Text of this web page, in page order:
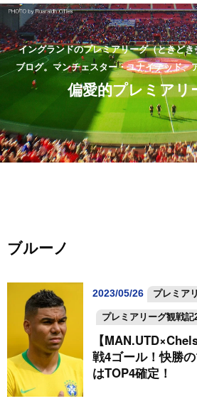
イングランドのプレミアリーグ（ときど
ブログ。マンチェスター・ユナイテッド、
偏愛的プレミアリ
ブルーノ
2023/05/26 プレミア
プレミアリーグ観戦記
【
戦4ゴール！快勝
はTOP4確定！